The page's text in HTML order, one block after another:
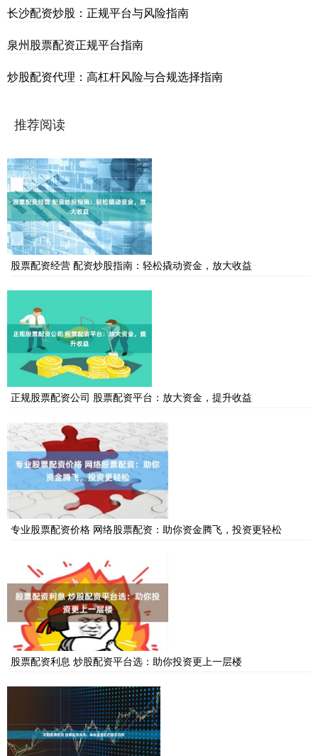
长沙配资炒股：正规平台与风险指南
泉州股票配资正规平台指南
炒股配资代理：高杠杆风险与合规选择指南
推荐阅读
股票配资经营 配资炒股指南：轻松撬动资金，放大收益
正规股票配资公司 股票配资平台：放大资金，提升收益
专业股票配资价格 网络股票配资：助你资金腾飞，投资更轻松
股票配资利息 炒股配资平台选：助你投资更上一层楼